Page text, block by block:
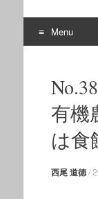
Menu
有機
は食
西尾 道徳/